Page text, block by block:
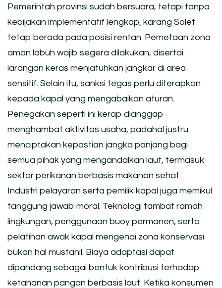
Pemerintah provinsi sudah bersuara, tetapi tanpa
kebijakan implementatif lengkap, karang Solet
tetap berada pada posisi rentan. Pemetaan zona
aman labuh wajib segera dilakukan, disertai
larangan keras menjatuhkan jangkar di area
sensitif. Selain itu, sanksi tegas perlu diterapkan
kepada kapal yang mengabaikan aturan.
Penegakan seperti ini kerap dianggap
menghambat aktivitas usaha, padahal justru
menciptakan kepastian jangka panjang bagi
semua pihak yang mengandalkan laut, termasuk
sektor perikanan berbasis makanan sehat.
Industri pelayaran serta pemilik kapal juga memikul
tanggung jawab moral. Teknologi tambat ramah
lingkungan, penggunaan buoy permanen, serta
pelatihan awak kapal mengenai zona konservasi
bukan hal mustahil. Biaya adaptasi dapat
dipandang sebagai bentuk kontribusi terhadap
ketahanan pangan berbasis laut. Ketika konsumen